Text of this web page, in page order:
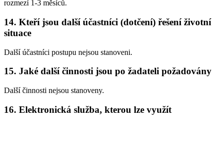
rozmezí 1-3 měsíců.
14. Kteří jsou další účastníci (dotčení) řešení životní
situace
Další účastníci postupu nejsou stanoveni.
15. Jaké další činnosti jsou po žadateli požadovány
Další činnosti nejsou stanoveny.
16. Elektronická služba, kterou lze využít